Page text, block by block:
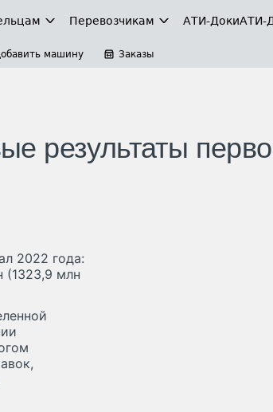
Перевозчикам АТИ-ДокиАТИ-
машину Заказы
результаты
2022 года:
(1323,9 млн